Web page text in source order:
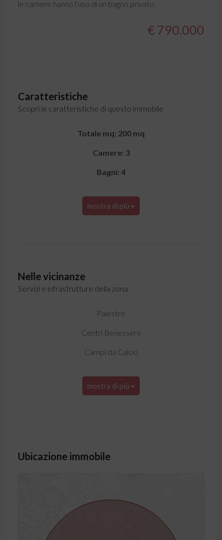
le camere hanno l'uso di un bagno privato.
€ 790.000
Caratteristiche
Scopri le caratteristiche di questo immobile
Totale mq: 200 mq
Camere: 3
Bagni: 4
mostra di più
Nelle vicinanze
Servizi e infrastrutture della zona
Palestre
Centri Benessere
Campi da Calcio
mostra di più
Ubicazione immobile